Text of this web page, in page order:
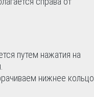
путем нажатия на
нижнее кольцо